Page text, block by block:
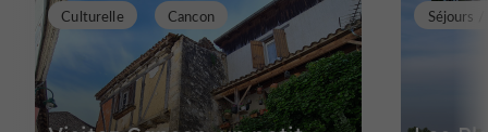
Culturelle Cancon Séjours /